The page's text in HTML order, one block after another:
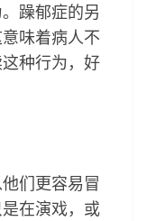
躁郁症的另
味着病人不
种行为，好
们更容易冒
在演戏，或